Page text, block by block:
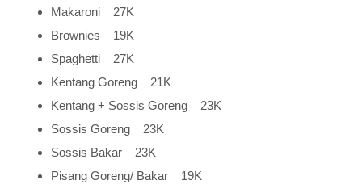
Makaroni 27K
Brownies 19K
Spaghetti 27K
Kentang Goreng 21K
Kentang + Sossis Goreng 23K
Sossis Goreng 23K
Sossis Bakar 23K
Pisang Goreng/ Bakar 19K